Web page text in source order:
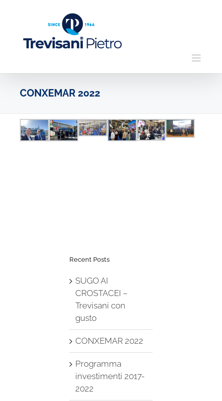
CONXEMAR 2022
Recent Posts
SUGO AI
CROSTACEI –
Trevisani con
gusto
CONXEMAR 2022
Programma
investimenti 2017-
2022